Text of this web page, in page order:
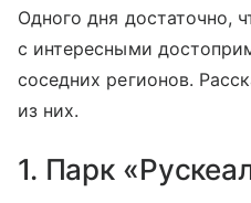
Одного дня достаточно,
с интересными
соседних регионов.
из них.
1. Парк